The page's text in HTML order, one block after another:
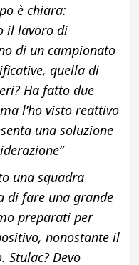
è chiara:
il lavoro di
di un campionato
quella di
Ha fatto due
l’ho visto reattivo
una soluzione
una squadra
di fare una grande
preparati per
nonostante il
Stulac? Devo